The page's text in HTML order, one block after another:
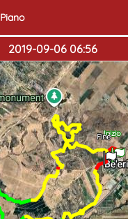
Piano
2019-09-06 06:56
Inizio
Fine